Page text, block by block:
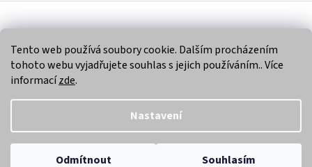
Tento web používá soubory cookie. Dalším procházením
tohoto webu vyjadřujete souhlas s jejich používáním.. Více
informacízde.
Nastavení
Odmítnout Souhlasím
Copyright 2026